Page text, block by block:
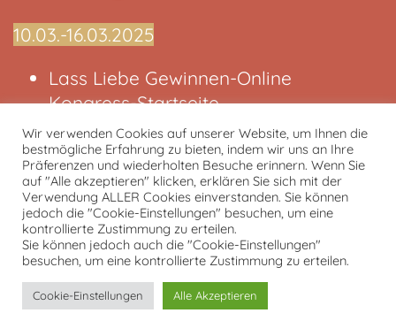
10.03.-16.03.2025
Lass Liebe Gewinnen-Online
Kongress-Startseite
Kongresspaket
Kontakt
Datenschutzerklärung
Impressum
von und mit Tobias Kron
Wir verwenden Cookies auf unserer Website, um Ihnen die
bestmögliche Erfahrung zu bieten, indem wir uns an Ihre
Präferenzen und wiederholten Besuche erinnern. Wenn Sie
auf "Alle akzeptieren" klicken, erklären Sie sich mit der
Verwendung ALLER Cookies einverstanden. Sie können
jedoch die "Cookie-Einstellungen" besuchen, um eine
kontrollierte Zustimmung zu erteilen.
Sie können jedoch auch die "Cookie-Einstellungen"
besuchen, um eine kontrollierte Zustimmung zu erteilen.
Cookie-Einstellungen Alle Akzeptieren